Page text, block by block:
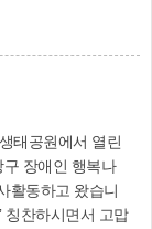
구 장애인 행복나
활동하고 왔습니
칭찬하시면서 고맙